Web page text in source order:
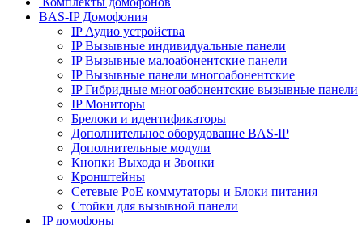
BAS-IP Домофония
IP Аудио устройства
IP Вызывные индивидуальные панели
IP Вызывные малоабонентские панели
IP Вызывные панели многоабонентские
IP Гибридные многоабонентские вызывные панели
IP Мониторы
Брелоки и идентификаторы
Дополнительное оборудование BAS-IP
Дополнительные модули
Кнопки Выхода и Звонки
Кронштейны
Сетевые PoE коммутаторы и Блоки питания
Стойки для вызывной панели
IP домофоны